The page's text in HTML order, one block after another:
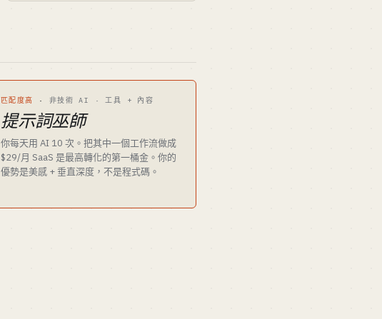
匹配度高 · 非技術 AI · 工具 + 內容
提示詞巫師
你每天用 AI 10 次。把其中一個工作流做成
$29/月 SaaS 是最高轉化的第一桶金。你的
優勢是美感 + 垂直深度，不是程式碼。